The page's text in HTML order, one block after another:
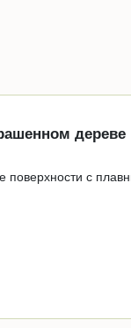
дереве
поверхности с